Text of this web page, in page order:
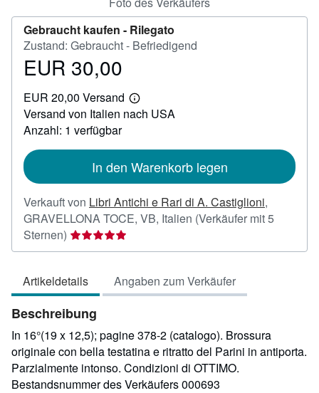
Gebraucht kaufen - Rilegato
Zustand: Gebraucht - Befriedigend
Preis
30,00
EUR 30,00
EUR 20,00 Versand
Weitere
Informationen
Versand von Italien nach USA
Anzahl: 1 verfügbar
In den Warenkorb legen
Verkauft von Libri Antichi e Rari di A. Castiglioni,
GRAVELLONA TOCE, VB, Italien (Verkäufer mit 5
Sternen) Verkäuferbewertung
5
5
Sternen
Artikeldetails Angaben zum Verkäufer
Beschreibung
In 16°(19 x 12,5); pagine 378-2 (catalogo). Brossura
originale con bella testatina e ritratto del Parini in antiporta.
Parzialmente intonso. Condizioni di OTTIMO.
Bestandsnummer des Verkäufers 000693